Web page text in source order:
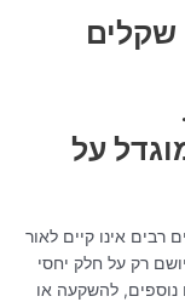
שקלים
על
אינו קיים לאור
רק על חלק יחסי
להשקעה או